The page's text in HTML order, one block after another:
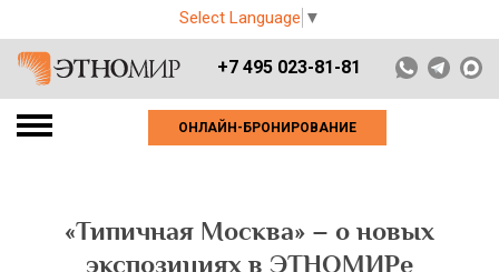
Select Language ▼
+7 495 023-81-81
ОНЛАЙН-БРОНИРОВАНИЕ
«Типичная Москва» – о новых
экспозициях в ЭТНОМИРе